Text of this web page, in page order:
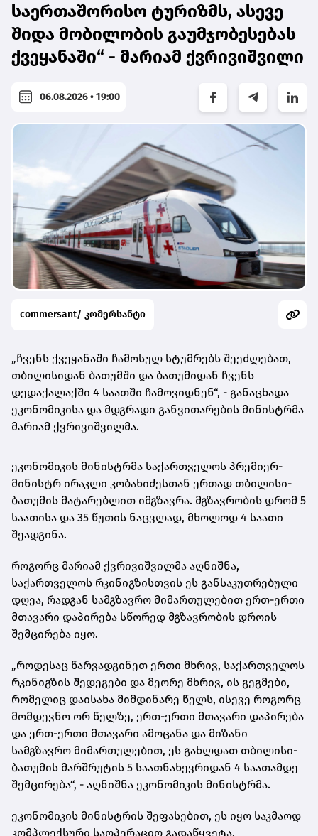
საერთაშორისო ტურიზმს, ასევე
შიდა მობილობის გაუმჯობესებას
ქვეყანაში“ - მარიამ ქვრივიშვილი
06.08.2026 • 19:00
commersant/ კომერსანტი
„ჩვენს ქვეყანაში ჩამოსულ სტუმრებს შეეძლებათ,
თბილისიდან ბათუმში და ბათუმიდან ჩვენს
დედაქალაქში 4 საათში ჩამოვიდნენ“, - განაცხადა
ეკონომიკისა და მდგრადი განვითარების მინისტრმა
მარიამ ქვრივიშვილმა.
ეკონომიკის მინისტრმა საქართველოს პრემიერ-
მინისტრ ირაკლი კობახიძესთან ერთად თბილისი-
ბათუმის მატარებლით იმგზავრა. მგზავრობის დრომ 5
საათისა და 35 წუთის ნაცვლად, მხოლოდ 4 საათი
შეადგინა.
როგორც მარიამ ქვრივიშვილმა აღნიშნა,
საქართველოს რკინიგზისთვის ეს განსაკუთრებული
დღეა, რადგან სამგზავრო მიმართულებით ერთ-ერთი
მთავარი დაპირება სწორედ მგზავრობის დროის
შემცირება იყო.
„როდესაც წარვადგინეთ ერთი მხრივ, საქართველოს
რკინიგზის შედეგები და მეორე მხრივ, ის გეგმები,
რომელიც დაისახა მიმდინარე წელს, ისევე როგორც
მომდევნო ორ წელზე, ერთ-ერთი მთავარი დაპირება
და ერთ-ერთი მთავარი ამოცანა და მიზანი
სამგზავრო მიმართულებით, ეს გახლდათ თბილისი-
ბათუმის მარშრუტის 5 საათნახევრიდან 4 საათამდე
შემცირება“, - აღნიშნა ეკონომიკის მინისტრმა.
ეკონომიკის მინისტრის შეფასებით, ეს იყო საკმაოდ
კომპლექსური საოპერაციო გადაწყვეტა,